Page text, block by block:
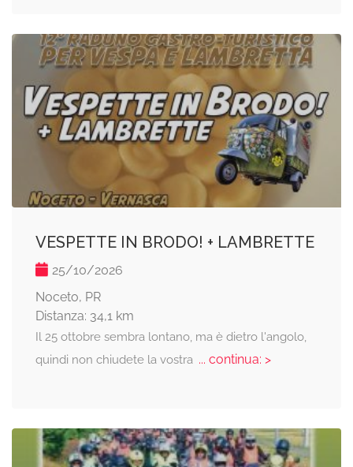
VESPETTE IN BRODO! + LAMBRETTE
25/10/2026
Noceto, PR
Distanza: 34,1 km
Il 25 ottobre sembra lontano, ma è dietro l'angolo,
quindi non chiudete la vostra ... continua: >